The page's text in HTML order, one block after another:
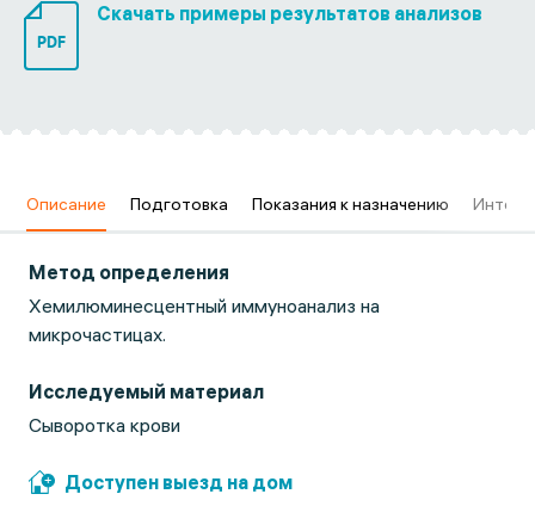
PDF
Скачать примеры результатов анализов
Описание Подготовка Показания к назначению
Метод определения
Хемилюминесцентный иммуноанализ на
микрочастицах.
Исследуемый материал
Сыворотка крови
Доступен выезд на дом